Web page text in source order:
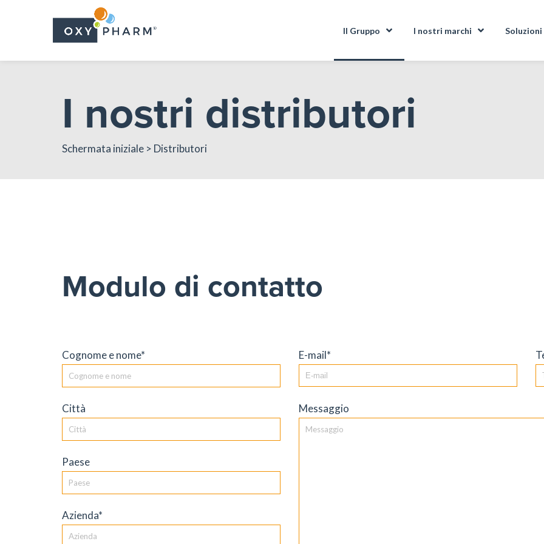
content
Il Gruppo I nostri marchi Soluzioni
I nostri distributori
Schermata iniziale > Distributori
Modulo di contatto
Cognome e nome* E-mail*
Città
Paese
Azienda*
Messaggio